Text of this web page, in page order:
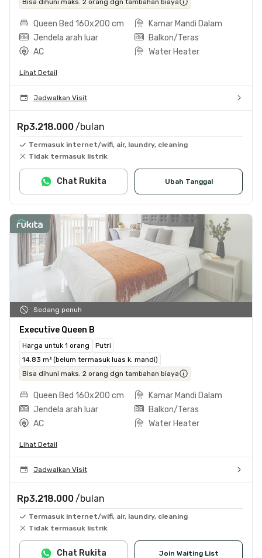
Queen Bed 160x200 cm
Kamar Mandi Dalam
Jendela arah luar
Balkon/Teras
AC
Water Heater
Lihat Detail
Jadwalkan Visit
Rp3.218.000 /bulan
Termasuk internet/wifi, air, laundry, cleaning
Tidak termasuk listrik
Ubah Tanggal
Chat Rukita
Sedang penuh
Executive Queen B
Harga untuk 1 orang
Putri
14.83 m² (belum termasuk luas k. mandi)
Bisa dihuni maks. 2 orang dgn tambahan biaya
Queen Bed 160x200 cm
Kamar Mandi Dalam
Jendela arah luar
Balkon/Teras
AC
Water Heater
Lihat Detail
Jadwalkan Visit
Rp3.218.000 /bulan
Termasuk internet/wifi, air, laundry, cleaning
Tidak termasuk listrik
Join Waiting List
Chat Rukita